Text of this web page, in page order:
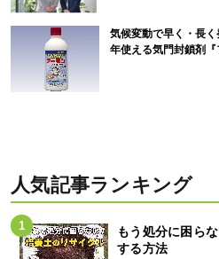
気候変動で早く・長
年使える気門封鎖剤『
人気記事ランキング
もう処分に困ら
する方法